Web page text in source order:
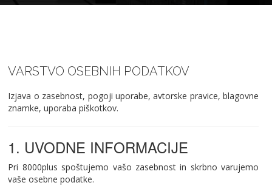
VARSTVO OSEBNIH PODATKOV
Izjava o zasebnost, pogoji uporabe, avtorske pravice, blagovne
znamke, uporaba piškotkov.
1. UVODNE INFORMACIJE
Pri 8000plus spoštujemo vašo zasebnost in skrbno varujemo
vaše osebne podatke.